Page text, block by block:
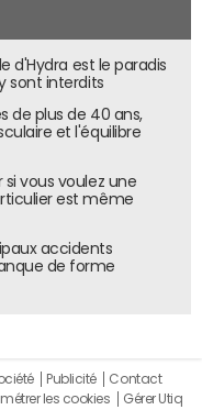
d'Hydra est le paradis
sont interdits
de plus de 40 ans,
et l'équilibre
vous voulez une
est même
accidents
de forme
Publicité
Contact
les cookies Gérer Utiq